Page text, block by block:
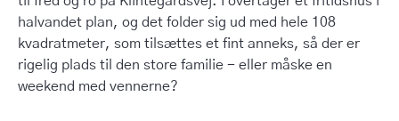
halvandet plan, og det folder sig ud med hele 108
kvadratmeter, som tilsættes et fint anneks, så der er
rigelig plads til den store familie - eller måske en
weekend med vennerne?